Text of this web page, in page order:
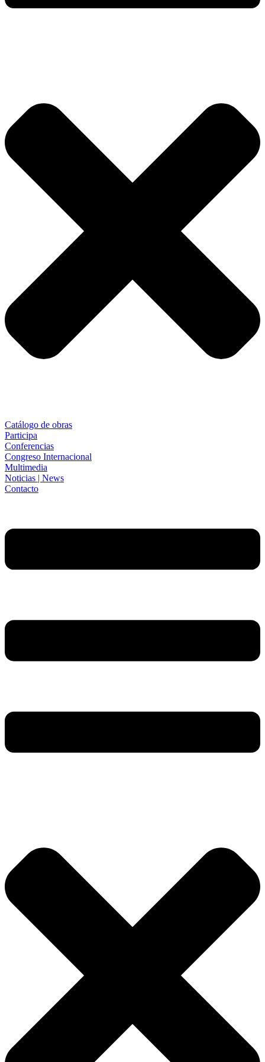
Catálogo de obras
Participa
Conferencias
Congreso Internacional
Multimedia
Noticias | News
Contacto